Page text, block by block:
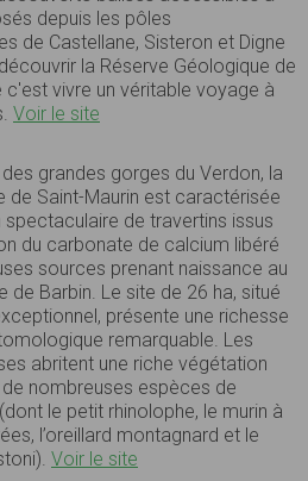
depuis les pôles
de Castellane, Sisteron et Digne
la Réserve Géologique de
c'est vivre un véritable voyage à
Voir le site
grandes gorges du Verdon, la
de Saint-Maurin est caractérisée
de travertins issus
du carbonate de calcium libéré
sources prenant naissance au
de Barbin. Le site de 26 ha, situé
présente une richesse
remarquable. Les
abritent une riche végétation
nombreuses espèces de
le petit rhinolophe, le murin à
l’oreillard montagnard et le
Voir le site